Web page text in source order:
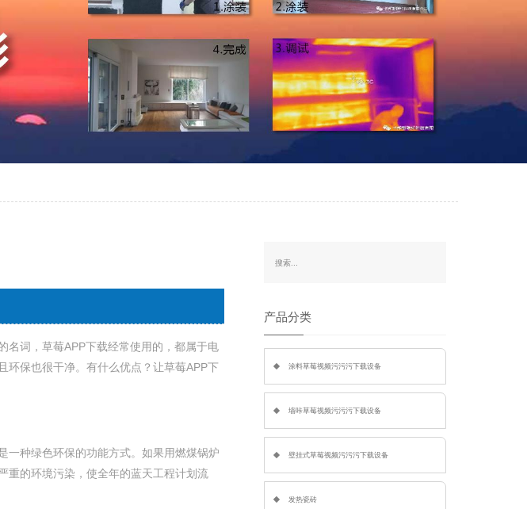
词，草莓APP下载经常使用的，都属于电
环保也很干净。有什么优点？让草莓APP下
。是一种绿色环保的功能方式。如果用燃煤锅炉
重的环境污染，使全年的蓝天工程计划流
产品分类
涂料草莓视频污污污下载设备
墙咔草莓视频污污污下载设备
壁挂式草莓视频污污污下载设备
发热瓷砖